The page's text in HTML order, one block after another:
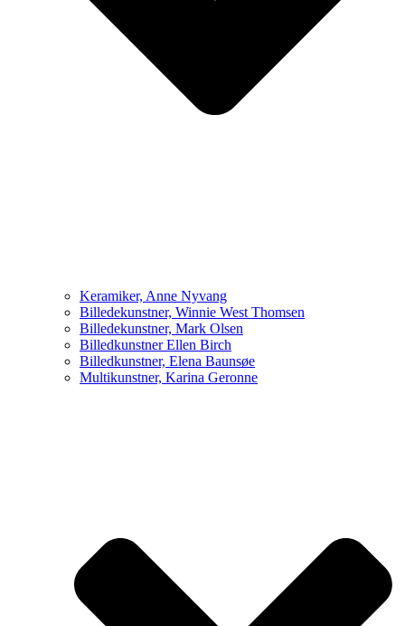
Keramiker, Anne Nyvang
Billedekunstner, Winnie West Thomsen
Billedekunstner, Mark Olsen
Billedkunstner Ellen Birch
Billedkunstner, Elena Baunsøe
Multikunstner, Karina Geronne